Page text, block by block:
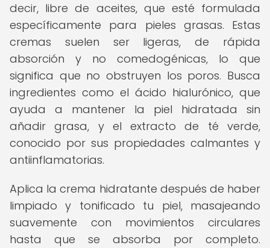
decir, libre de aceites, que esté formulada
específicamente para pieles grasas. Estas
cremas suelen ser ligeras, de rápida
absorción y no comedogénicas, lo que
significa que no obstruyen los poros. Busca
ingredientes como el ácido hialurónico, que
ayuda a mantener la piel hidratada sin
añadir grasa, y el extracto de té verde,
conocido por sus propiedades calmantes y
antiinflamatorias.
Aplica la crema hidratante después de haber
limpiado y tonificado tu piel, masajeando
suavemente con movimientos circulares
hasta que se absorba por completo.